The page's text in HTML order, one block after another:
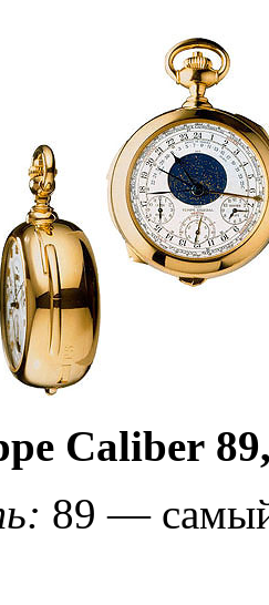
Caliber
89 —